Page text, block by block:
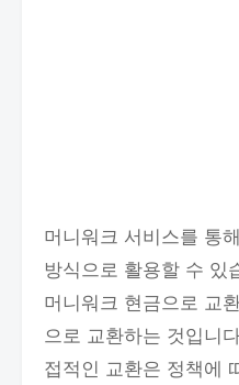
머니워크 서비스를 통
방식으로 활용할 수 있
머니워크 현금으로 교
으로 교환하는 것입니
접적인 교환은 정책에